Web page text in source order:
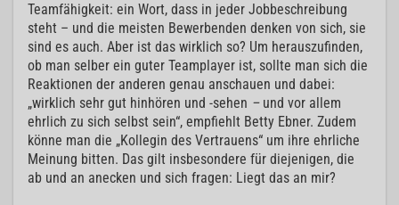
Teamfähigkeit: ein Wort, dass in jeder Jobbeschreibung
steht – und die meisten Bewerbenden denken von sich, sie
sind es auch. Aber ist das wirklich so? Um herauszufinden,
ob man selber ein guter Teamplayer ist, sollte man sich die
Reaktionen der anderen genau anschauen und dabei:
„wirklich sehr gut hinhören und -sehen – und vor allem
ehrlich zu sich selbst sein“, empfiehlt Betty Ebner. Zudem
könne man die „Kollegin des Vertrauens“ um ihre ehrliche
Meinung bitten. Das gilt insbesondere für diejenigen, die
ab und an anecken und sich fragen: Liegt das an mir?